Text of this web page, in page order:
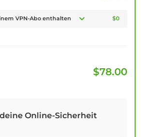
VPN-Abo enthalten $0
$78.00
Online-Sicherheit